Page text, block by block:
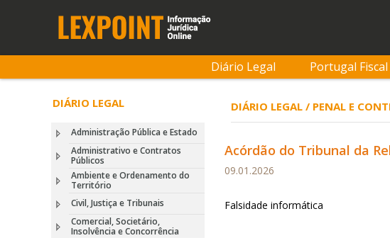
Diário Legal Portugal Fiscal
DIÁRIO LEGAL
Administração Pública e Estado
Administrativo e Contratos
Públicos
Ambiente e Ordenamento do
Território
Civil, Justiça e Tribunais
Comercial, Societário,
Insolvência e Concorrência
DIÁRIO LEGAL / PENAL E
Acórdão do Tribunal da
09.01.2026
Falsidade informática